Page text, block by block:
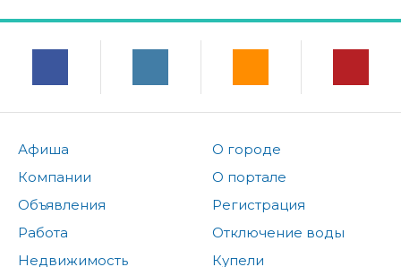
Афиша
Компании
Объявления
Работа
Недвижимость
О городе
О портале
Регистрация
Отключение воды
Купели